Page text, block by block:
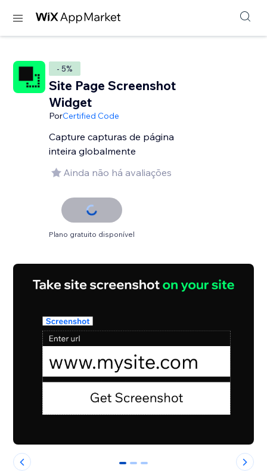
- 5%
Site Page Screenshot
Widget
PorCertified Code
Capture capturas de página
inteira globalmente
Ainda não há avaliações
Plano gratuito disponível
0 1 2